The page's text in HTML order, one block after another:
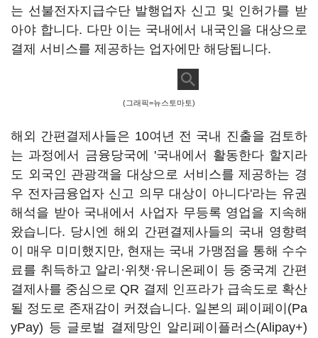
는 선불전자지급수단 발행업자 신고 및 인허가를 받
아야 합니다. 다만 이는 국내에서 내국인을 대상으로
결제 서비스를 제공하는 업자에만 해당됩니다.
(그래픽=뉴스토마토)
해외 간편결제사들은 10여년 전 국내 진출을 검토하
는 과정에서 금융당국에 '국내에서 활동한다 할지라
도 외국인 관광객을 대상으로 서비스를 제공하는 경
우 전자금융업자 신고 의무 대상이 아니다'라는 유권
해석을 받아 국내에서 사업자 무등록 영업을 지속해
왔습니다. 당시엔 해외 간편결제사들의 국내 영향력
이 매우 미미했지만, 현재는 국내 가맹점을 통해 수수
료를 취득하고 알리·위챗·유니온페이 등 중국계 간편
결제사를 중심으로 QR 결제 인프라가 급속도로 확산
될 정도로 존재감이 커졌습니다. 일본의 페이페이(Pa
yPay) 등 글로벌 결제망인 알리페이플러스(Alipay+)